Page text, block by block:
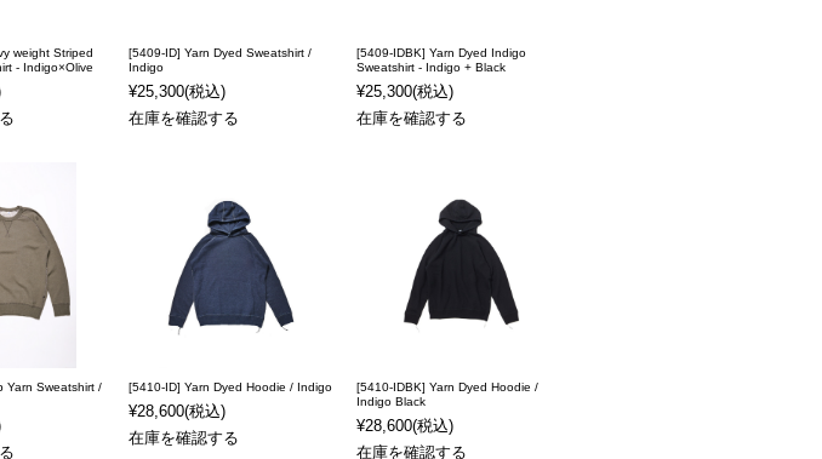
weight Striped
- Indigo×Olive
[5409-ID] Yarn Dyed Sweatshirt /
Indigo
¥25,300(税込)
在庫を確認する
[5409-IDBK] Yarn Dyed Indigo
Sweatshirt - Indigo + Black
¥25,300(税込)
在庫を確認する
Yarn Sweatshirt /
[5410-ID] Yarn Dyed Hoodie / Indigo
¥28,600(税込)
在庫を確認する
[5410-IDBK] Yarn Dyed Hoodie /
Indigo Black
¥28,600(税込)
在庫を確認する